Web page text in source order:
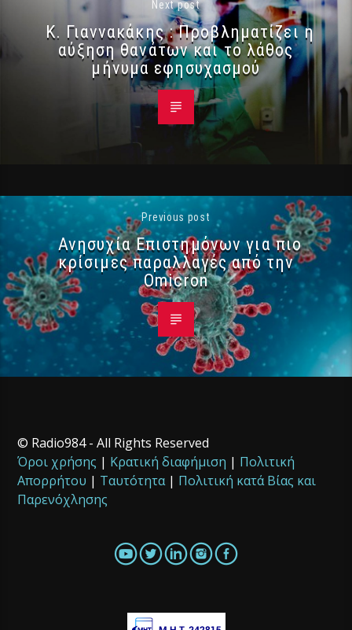
Next post
Κ. Γιαννακάκης : Προβληματίζει η
αύξηση θανάτων και το λάθος
μήνυμα εφησυχασμού
Previous post
Ανησυχία Επιστημόνων για πιο
κρίσιμες παραλλαγές από την
Omicron
© Radio984 - All Rights Reserved
Όροι χρήσης | Κρατική διαφήμιση | Πολιτική
Απορρήτου | Ταυτότητα| Πολιτική κατά Βίας και
Παρενόχλησης